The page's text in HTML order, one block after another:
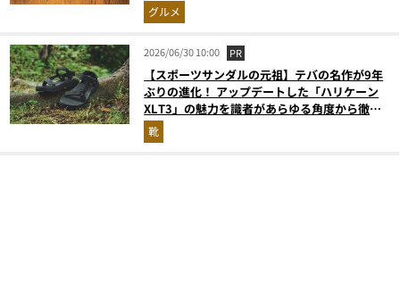
グルメ
2026/06/30 10:00 PR
【スポーツサンダルの元祖】テバの名作が9年
ぶりの進化！ アップデートした「ハリケーン
XLT3」の魅力を識者があらゆる角度から徹底
解説！
靴